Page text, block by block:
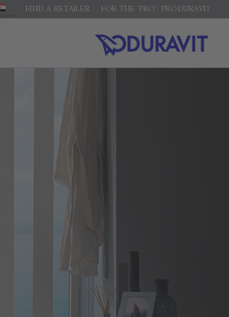
FOR THE 'PRO': PRO.DURAVIT
FIND A RETAILER